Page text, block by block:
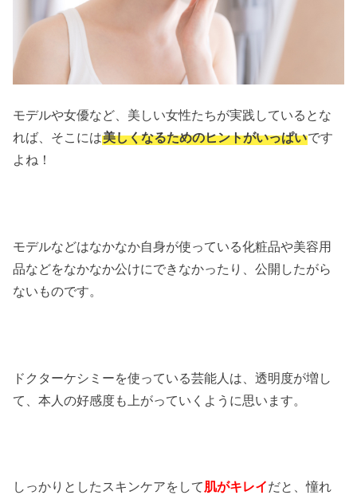
モデルや女優など、美しい女性たちが実践しているとな
れば、そこには美しくなるためのヒントがいっぱいです
よね！
モデルなどはなかなか自身が使っている化粧品や美容用
品などをなかなか公けにできなかったり、公開したがら
ないものです。
ドクターケシミーを使っている芸能人は、透明度が増し
て、本人の好感度も上がっていくように思います。
しっかりとしたスキンケアをして肌がキレイだと、憧れ